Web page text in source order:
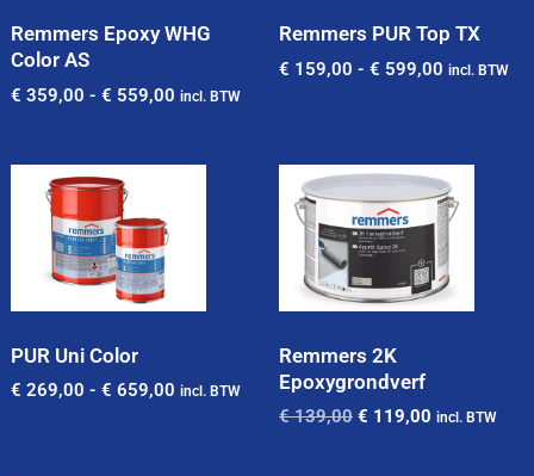
Remmers Epoxy WHG
Color AS
€ 359,00 - € 559,00 incl. BTW
Remmers PUR Top TX
€ 159,00 - € 599,00 incl. BTW
PUR Uni Color
€ 269,00 - € 659,00 incl. BTW
Remmers 2K
Epoxygrondverf
€139,00 € 119,00 incl. BTW